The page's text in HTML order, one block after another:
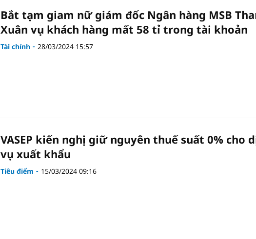
Bắt tạm giam nữ giám đốc Ngân hàng MSB
Xuân vụ khách hàng mất 58 tỉ trong tài khoản
Tài chính 28/03/2024 15:57
VASEP kiến nghị giữ nguyên thuế suất 0% cho
vụ xuất khẩu
Tiêu điểm 15/03/2024 09:16